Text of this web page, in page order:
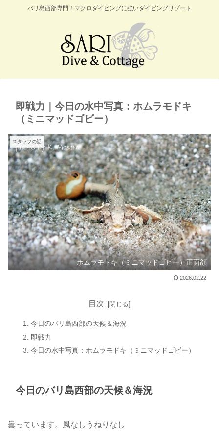
バリ島西部専門！マクロダイビングに強いダイビングリゾート
即戦力｜今日の水中写真：ホムラモドキ
（ミニマッドゴビー）
スタッフの話
ホムラモドキ（ミニマッドゴビー）正面顔
2026.02.22
目次
今日のバリ島西部の天候＆海況
即戦力
今日の水中写真：ホムラモドキ（ミニマッドゴビー）
今日のバリ島西部の天候＆海況
曇っています。風なしうねりなし